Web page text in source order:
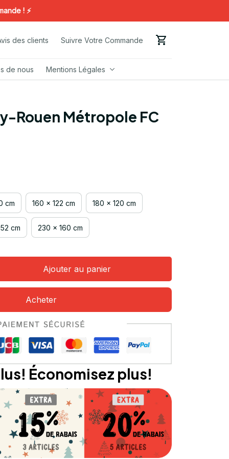
! ⚡️
des clients Suivre Votre Commande
de nous Mentions Légales
Rouen Métropole FC
cm 160 x 122 cm 180 x 120 cm
cm 230 x 160 cm
Ajouter au panier
Acheter
Économisez plus!